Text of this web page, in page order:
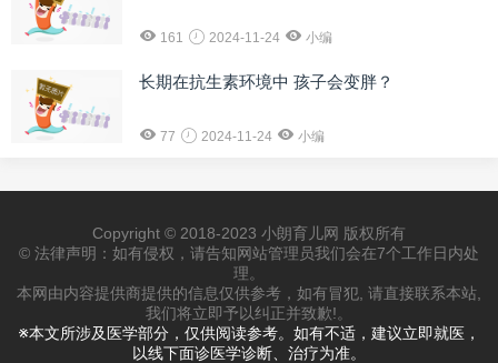
161 2024-11-24 小编
长期在抗生素环境中 孩子会变胖？
77 2024-11-24 小编
Copyright © 2018-2023 小朗育儿网 版权所有
© 法律声明：如有侵权，请告知网站管理员我们会在7个工作日内处
理。
本网由内容提供商提供的信息仅供参考，如有冒犯, 请直接联系本站,
我们将立即予以纠正并致歉!。
※本文所涉及医学部分，仅供阅读参考。如有不适，建议立即就医，
以线下面诊医学诊断、治疗为准。